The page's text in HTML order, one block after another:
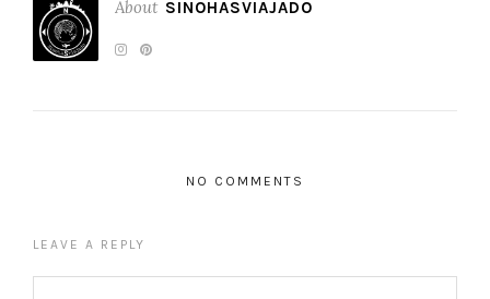
About SINOHASVIAJADO
NO COMMENTS
LEAVE A REPLY